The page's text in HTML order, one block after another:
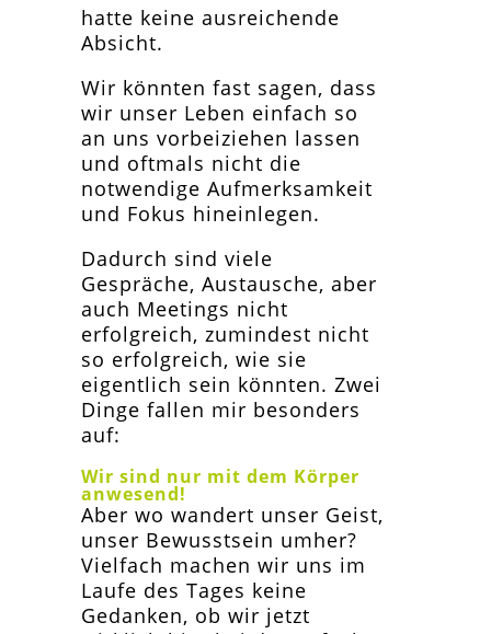
hatte keine ausreichende
Absicht.
Wir könnten fast sagen, dass
wir unser Leben einfach so
an uns vorbeiziehen lassen
und oftmals nicht die
notwendige Aufmerksamkeit
und Fokus hineinlegen.
Dadurch sind viele
Gespräche, Austausche, aber
auch Meetings nicht
erfolgreich, zumindest nicht
so erfolgreich, wie sie
eigentlich sein könnten. Zwei
Dinge fallen mir besonders
auf:
Wir sind nur mit dem Körper
anwesend!
Aber wo wandert unser Geist,
unser Bewusstsein umher?
Vielfach machen wir uns im
Laufe des Tages keine
Gedanken, ob wir jetzt